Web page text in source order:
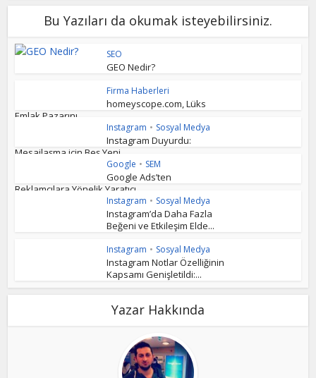
Bu Yazıları da okumak isteyebilirsiniz.
SEO
GEO Nedir?
Firma Haberleri
homeyscope.com, Lüks
Emlak Pazarını...
Instagram • Sosyal Medya
Instagram Duyurdu:
Mesajlaşma için Beş Yeni...
Google • SEM
Google Ads’ten
Reklamcılara Yönelik Yaratıcı...
Instagram • Sosyal Medya
Instagram’da Daha Fazla
Beğeni ve Etkileşim Elde...
Instagram • Sosyal Medya
Instagram Notlar Özelliğinin
Kapsamı Genişletildi:...
Yazar Hakkında